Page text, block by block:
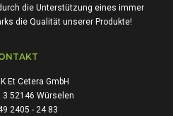
die Unterstützung eines immer
die Qualität unserer Produkte!
Et Cetera GmbH
3 52146 Würselen
2405 - 24 83